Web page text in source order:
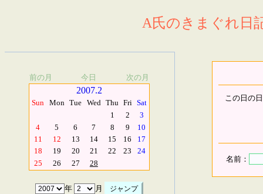
A氏のきまぐれ日
前の月 今日 次の月
2007.2
Sun Mon Tue Wed Thu Fri Sat
1
2
3
4
5 6 7 8 9
10
11
12 13 14 15 16
17
18
19 20 21 22 23
24
25
26 27 28
年 月
この日の
名前：